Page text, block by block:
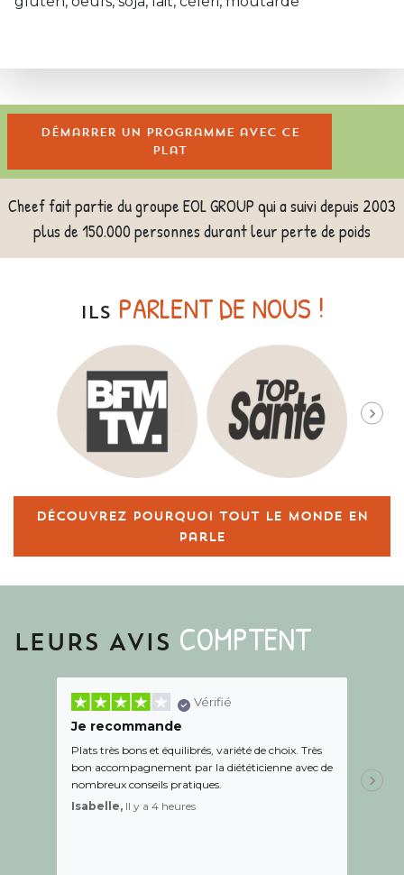
Démarrer un programme avec ce
plat
Cheef fait partie du groupe EOL GROUP qui a suivi depuis 2003
plus de 150.000 personnes durant leur perte de poids
ILS PARLENT DE NOUS !
Découvrez pourquoi tout le monde en
parle
LEURS AVIS COMPTENT
Vérifié
Je recommande
Plats très bons et équilibrés, variété de choix. Très
bon accompagnement par la diététicienne avec de
nombreux conseils pratiques.
Isabelle, Il y a 4 heures
de l
aidé